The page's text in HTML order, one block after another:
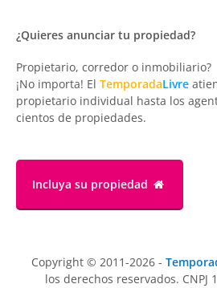
¿Quieres anunciar tu propiedad?
Propietario, corredor o inmobiliario?
¡No importa! El TemporadaLivre
propietario individual hasta los
cientos de propiedades.
Incluya su propiedad
Copyright © 2011-2026 -
los derechos reservados. CNPJ